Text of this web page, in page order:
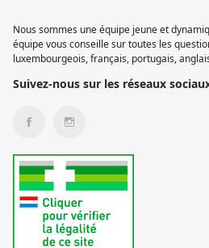
Nous sommes une équipe jeune et
équipe vous conseille sur toutes les
luxembourgeois, français, portugais,
Suivez-nous sur les réseaux